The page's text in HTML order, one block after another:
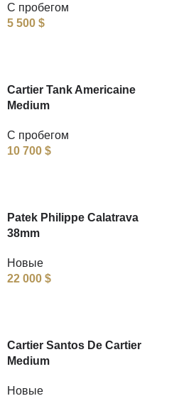
С пробегом
5 500 $
Cartier Tank Americaine
Medium
С пробегом
10 700 $
Patek Philippe Calatrava
38mm
Новые
22 000 $
Cartier Santos De Cartier
Medium
Новые